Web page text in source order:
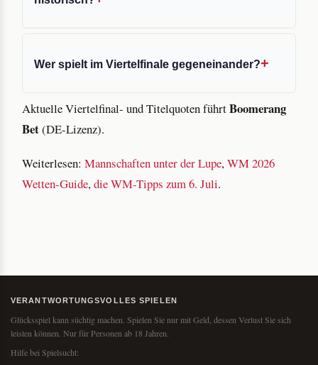
Wer spielt im Viertelfinale gegeneinander?
Aktuelle Viertelfinal- und Titelquoten führtBoomerang
Bet(DE-Lizenz).
Weiterlesen: Mannschaften unter der Lupe,WM 2026
Wetten-Guide,die WM-Tipps zum 6. Juli.
VERANTWORTUNGSVOLLES SPIELEN
Glücksspiel kann süchtig machen. Spielen Sie nur mit Geld, dessen Verlust Sie sich
leisten können. Nur für Personen ab 18 Jahren.
Hilfe bei Spielsucht: